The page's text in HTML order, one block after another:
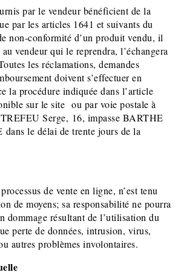
par le vendeur bénéficient de la
par les articles 1641 et suivants du
non-conformité d’un produit vendu, il
vendeur qui le reprendra, l’échangera
les réclamations, demandes
doivent s’effectuer en
la procédure indiquée dans l’article
sur le site ou par voie postale à
Serge, 16, impasse BARTHE
le délai de trente jours de la
de vente en ligne, n’est tenu
de moyens; sa responsabilité ne pourra
dommage résultant de l’utilisation du
perte de données, intrusion, virus,
autres problèmes involontaires.